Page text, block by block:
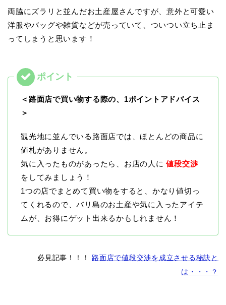
両脇にズラリと並んだお土産屋さんですが、意外と可愛い
洋服やバッグや雑貨などが売っていて、ついつい立ち止ま
ってしまうと思います！
＜路面店で買い物する際の、1ポイントアドバイス
＞
観光地に並んでいる路面店では、ほとんどの商品に
値札がありません。
気に入ったものがあったら、お店の人に値段交渉
をしてみましょう！
1つの店でまとめて買い物をすると、かなり値切っ
てくれるので、バリ島のお土産や気に入ったアイテ
ムが、お得にゲット出来るかもしれません！
必見記事！！！ 路面店で値段交渉を成立させる秘訣と
は・・・？